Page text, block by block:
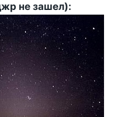
не зашел):